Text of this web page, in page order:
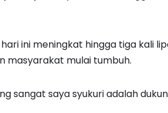
ini meningkat hingga tiga kali
masyarakat mulai tumbuh.
sangat saya syukuri adalah